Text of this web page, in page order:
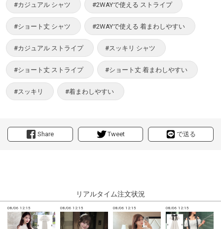
Share Tweet で送る
#カジュアル シャツ #2WAYで使える ストライプ
#ショート丈 シャツ #2WAYで使える 着まわしやすい
#カジュアル ストライプ #スッキリ シャツ
#ショート丈 ストライプ #ショート丈 着まわしやすい
#スッキリ #着まわしやすい
リアルタイム注文状況
08/06 12:15 08/06 12:15 08/06 12:15 08/06 12:15